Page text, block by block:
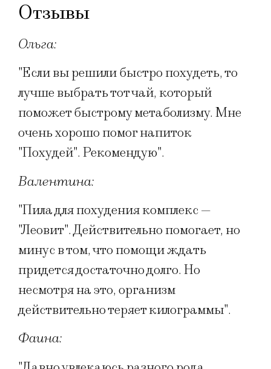
Отзывы
Ольга:
"Если вы решили быстро похудеть, то
лучше выбрать тот чай, который
поможет быстрому метаболизму. Мне
очень хорошо помог напиток
"Похудей". Рекомендую".
Валентина:
"Пила для похудения комплекс —
"Леовит". Действительно помогает, но
минус в том, что помощи ждать
придется достаточно долго. Но
несмотря на это, организм
действительно теряет килограммы".
Фаина: